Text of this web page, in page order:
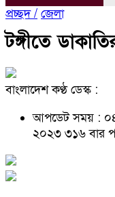
প্রচ্ছদ / জেলা
টঙ্গীতে
বাংলাদেশ কণ্ঠ ডেস্ক :
আপডেট সময় :
২০২৩ ৩১৬ বার